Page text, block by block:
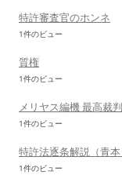
特許審査官のホンネ
1件のビュー
質権
1件のビュー
メリヤス編機 最高裁
1件のビュー
特許法逐条解説（青
1件のビュー